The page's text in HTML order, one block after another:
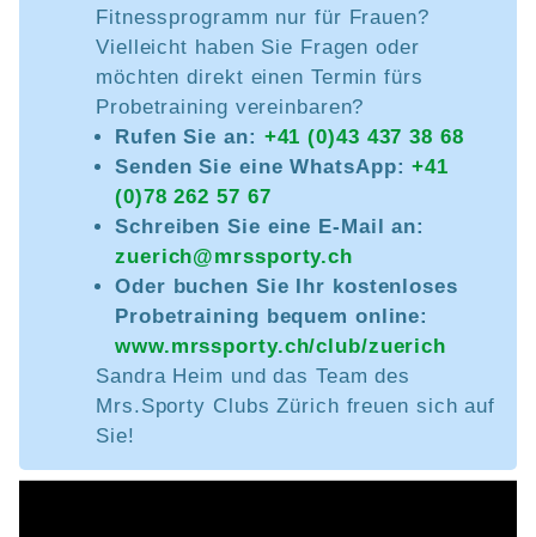
Fitnessprogramm nur für Frauen?
Vielleicht haben Sie Fragen oder
möchten direkt einen Termin fürs
Probetraining vereinbaren?
Rufen Sie an: +41 (0)43 437 38 68
Senden Sie eine WhatsApp:+41
(0)78 262 57 67
Schreiben Sie eine E-Mail an:
zuerich@mrssporty.ch
Oder buchen Sie Ihr kostenloses
Probetraining bequem online:
www.mrssporty.ch/club/zuerich
Sandra Heim und das Team des
Mrs.Sporty Clubs Zürich freuen sich auf
Sie!